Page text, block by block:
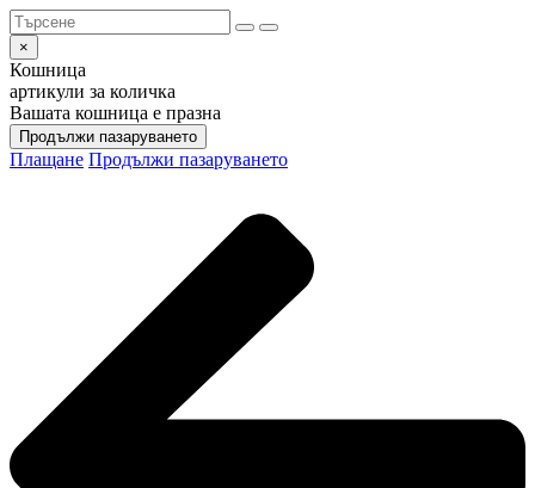
×
Кошница
артикули за количка
Вашата кошница е празна
Продължи пазаруването
Плащане Продължи пазаруването